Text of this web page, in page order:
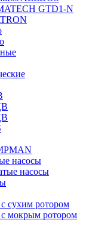
GTD1-N
насосы
насосы
сухим ротором
мокрым ротором